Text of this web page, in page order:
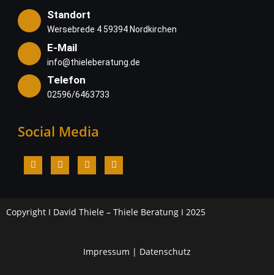
Standort
Wersebrede 4 59394 Nordkirchen
E-Mail
info@thieleberatung.de
Telefon
02596/6463733
Social Media
Copyright I David Thiele – Thiele Beratung I 2025
Impressum | Datenschutz